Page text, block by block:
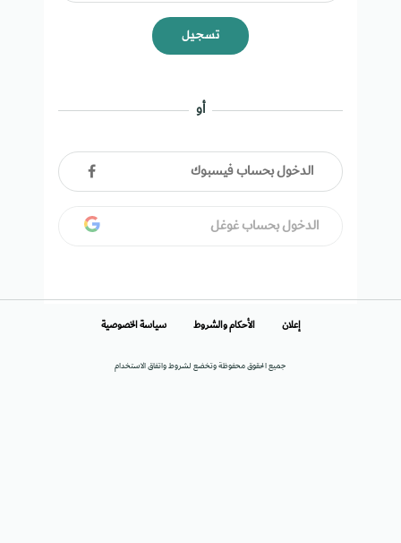
تسجيل
أو
الدخول بحساب فيسبوك
الدخول بحساب غوغل
جميع الحقوق محفوظة وتخضع لشروط واتفاق الاستخدام
إعلان الأحكام والشروط سياسة الخصوصية